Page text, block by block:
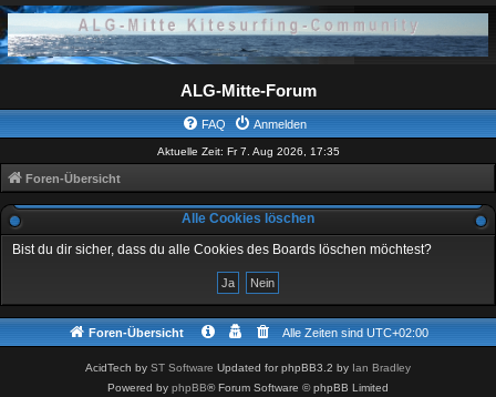
ALG-Mitte-Forum
FAQ Anmelden
Aktuelle Zeit: Fr 7. Aug 2026, 17:35
Foren-Übersicht
Alle Cookies löschen
Bist du dir sicher, dass du alle Cookies des Boards löschen möchtest?
Foren-Übersicht Alle Zeiten sind UTC+02:00
AcidTech by ST Software Updated for phpBB3.2 by Ian Bradley
Powered by phpBB® Forum Software © phpBB Limited